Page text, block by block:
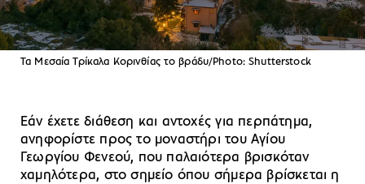
Τα Μεσαία Τρίκαλα Κορινθίας το βράδυ/Photo: Shutterstock
Εάν έχετε διάθεση και αντοχές για περπάτημα,
ανηφορίστε προς το μοναστήρι του Αγίου
Γεωργίου Φενεού, που παλαιότερα βρισκόταν
χαμηλότερα, στο σημείο όπου σήμερα βρίσκεται η